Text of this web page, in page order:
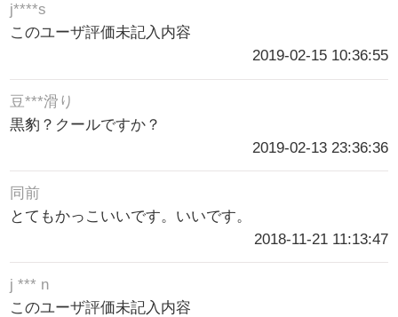
j****s
このユーザ評価未記入内容
2019-02-15 10:36:55
豆***滑り
黒豹？クールですか？
2019-02-13 23:36:36
同前
とてもかっこいいです。いいです。
2018-11-21 11:13:47
j *** n
このユーザ評価未記入内容